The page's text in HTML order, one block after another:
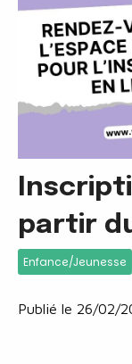
partir
Enfance/Jeunesse
Publié le 26/02/